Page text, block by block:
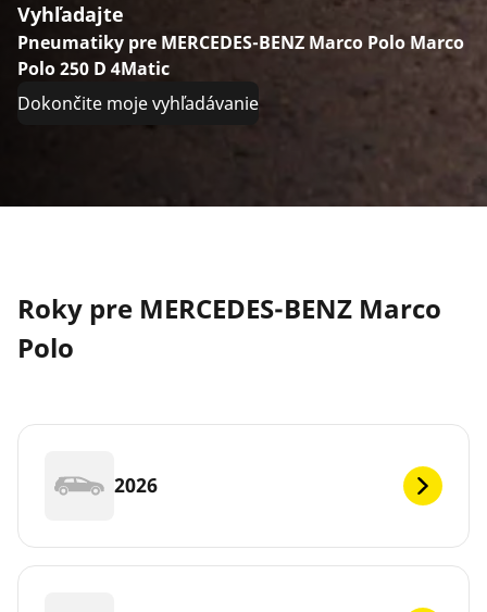
Vyhľadajte
Pneumatiky pre MERCEDES-BENZ Marco Polo Marco
Polo 250 D 4Matic
Dokončite moje vyhľadávanie
Roky pre MERCEDES-BENZ Marco
Polo
2026